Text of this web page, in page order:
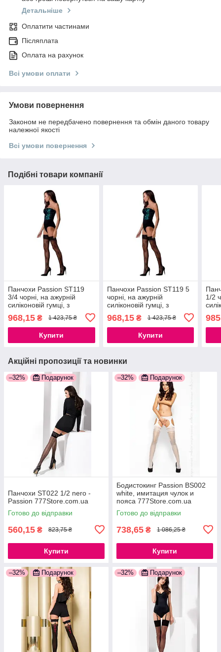
Детальніше
Оплатити частинами
Післяплата
Оплата на рахунок
Всі умови оплати
Умови повернення
Законом не передбачено повернення та обмін даного товару
належної якості
Всі умови повернення
Подібні товари компанії
Панчохи Passion ST119
3/4 чорні, на ажурній
силіконовій гумці, з
люрексовою ниткою
777Store.com.ua
968,15 ₴ 1 423,75 ₴
Купити
Панчохи Passion ST119 5
чорні, на ажурній
силіконовій гумці, з
люрексовою ниткою
777Store.com.ua
968,15₴ 1 423,75 ₴
Купити
1/2
Акційні пропозиції та новинки
–32% Подарунок
Панчохи ST022 1/2 nero -
Passion 777Store.com.ua
Готово до відправки
560,15 ₴ 823,75 ₴
Купити
–32% Подарунок
Бодистокинг Passion BS002
white, имитация чулок и
пояса 777Store.com.ua
Готово до відправки
738,65 ₴ 1 086,25 ₴
Купити
–32% Подарунок –32% Подарунок